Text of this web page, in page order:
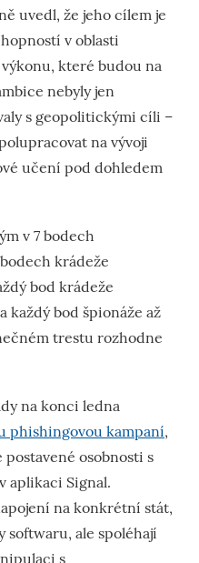
uvedl, že jeho cílem je
v oblasti
které budou na
nebyly jen
s geopolitickými cíli –
na vývoji
učení pod dohledem
v 7 bodech
krádeže
bod krádeže
každý bod špionáže až
trestu rozhodne
na konci ledna
phishingovou kampaní,
postavené osobnosti s
aplikaci Signal.
na konkrétní stát,
ale spoléhají
s